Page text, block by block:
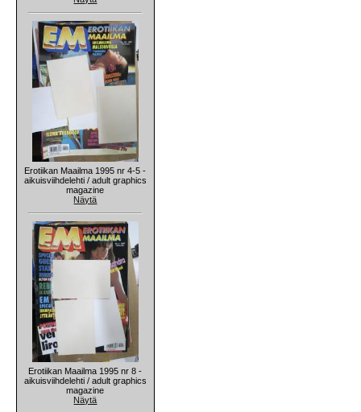
Erotiikan Maailma 1995 nr 4-5 -
aikuisviihdelehti / adult graphics
magazine
Näytä
Erotiikan Maailma 1995 nr 8 -
aikuisviihdelehti / adult graphics
magazine
Näytä